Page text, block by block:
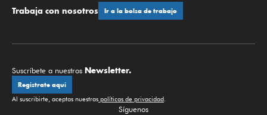
Trabaja con nosotros Ir a la bolsa de trabajo
Suscríbete a nuestros Newsletter.
Regístrate aquí
Al suscribirte, aceptas nuestras políticas de privacidad.
Síguenos